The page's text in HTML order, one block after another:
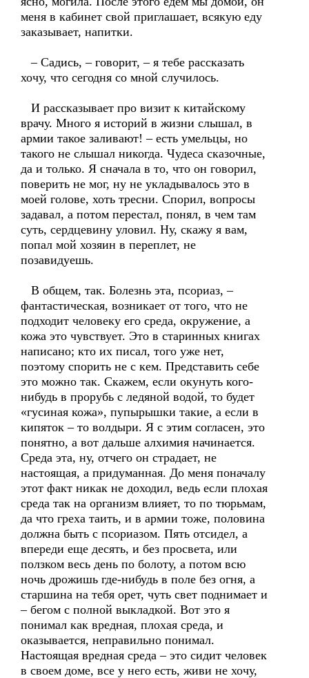
меня в кабинет свой приглашает, всякую еду
заказывает, напитки.
– Садись, – говорит, – я тебе рассказать
хочу, что сегодня со мной случилось.
И рассказывает про визит к китайскому
врачу. Много я историй в жизни слышал, в
армии такое заливают! – есть умельцы, но
такого не слышал никогда. Чудеса сказочные,
да и только. Я сначала в то, что он говорил,
поверить не мог, ну не укладывалось это в
моей голове, хоть тресни. Спорил, вопросы
задавал, а потом перестал, понял, в чем там
суть, сердцевину уловил. Ну, скажу я вам,
попал мой хозяин в переплет, не
позавидуешь.
В общем, так. Болезнь эта, псориаз, –
фантастическая, возникает от того, что не
подходит человеку его среда, окружение, а
кожа это чувствует. Это в старинных книгах
написано; кто их писал, того уже нет,
поэтому спорить не с кем. Представить себе
это можно так. Скажем, если окунуть кого-
нибудь в прорубь с ледяной водой, то будет
«гусиная кожа», пупырышки такие, а если в
кипяток – то волдыри. Я с этим согласен, это
понятно, а вот дальше алхимия начинается.
Среда эта, ну, отчего он страдает, не
настоящая, а придуманная. До меня поначалу
этот факт никак не доходил, ведь если плохая
среда так на организм влияет, то по тюрьмам,
да что греха таить, и в армии тоже, половина
должна быть с псориазом. Пять отсидел, а
впереди еще десять, и без просвета, или
ползком весь день по болоту, а потом всю
ночь дрожишь где-нибудь в поле без огня, а
старшина на тебя орет, чуть свет поднимает и
– бегом с полной выкладкой. Вот это я
понимал как вредная, плохая среда, и
оказывается, неправильно понимал.
Настоящая вредная среда – это сидит человек
в своем доме, все у него есть, живи не хочу,